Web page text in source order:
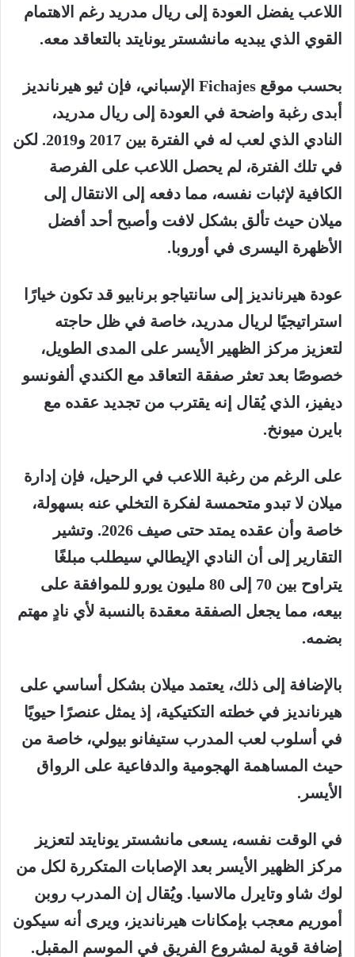
اللاعب يفضل العودة إلى ريال مدريد رغم الاهتمام
القوي الذي يبديه مانشستر يونايتد بالتعاقد معه.
بحسب موقع Fichajes الإسباني، فإن ثيو هيرنانديز
أبدى رغبة واضحة في العودة إلى ريال مدريد،
النادي الذي لعب له في الفترة بين 2017 و2019. لكن
في تلك الفترة، لم يحصل اللاعب على الفرصة
الكافية لإثبات نفسه، مما دفعه إلى الانتقال إلى
ميلان حيث تألق بشكل لافت وأصبح أحد أفضل
الأظهرة اليسرى في أوروبا.
عودة هيرنانديز إلى سانتياجو برنابيو قد تكون خيارًا
استراتيجيًا لريال مدريد، خاصة في ظل حاجته
لتعزيز مركز الظهير الأيسر على المدى الطويل،
خصوصًا بعد تعثر صفقة التعاقد مع الكندي ألفونسو
ديفيز، الذي يُقال إنه يقترب من تجديد عقده مع
بايرن ميونخ.
على الرغم من رغبة اللاعب في الرحيل، فإن إدارة
ميلان لا تبدو متحمسة لفكرة التخلي عنه بسهولة،
خاصة وأن عقده يمتد حتى صيف 2026. وتشير
التقارير إلى أن النادي الإيطالي سيطلب مبلغًا
يتراوح بين 70 إلى 80 مليون يورو للموافقة على
بيعه، مما يجعل الصفقة معقدة بالنسبة لأي نادٍ مهتم
بضمه.
بالإضافة إلى ذلك، يعتمد ميلان بشكل أساسي على
هيرنانديز في خطته التكتيكية، إذ يمثل عنصرًا حيويًا
في أسلوب لعب المدرب ستيفانو بيولي، خاصة من
حيث المساهمة الهجومية والدفاعية على الرواق
الأيسر.
في الوقت نفسه، يسعى مانشستر يونايتد لتعزيز
مركز الظهير الأيسر بعد الإصابات المتكررة لكل من
لوك شاو وتايرل مالاسيا. ويُقال إن المدرب روبن
أموريم معجب بإمكانات هيرنانديز، ويرى أنه سيكون
إضافة قوية لمشروع الفريق في الموسم المقبل.